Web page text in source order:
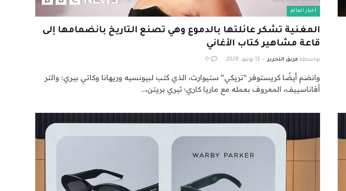
أخبار العالم
المغنية تشكر عائلتها بالدموع وهي تصنع التاريخ بانضمامها إلى
قاعة مشاهير كتاب الأغاني
بواسطة فريق التحرير 13 يونيو، 2026 0
وانضم أيضًا كريستوفر “تريكي” ستيوارت، الذي كتب لبيونسيه وريهانا وكاتي بيري؛ والتر
أفاناسييف، المعروف بعمله مع ماريا كاري؛ تيري بريتن،…